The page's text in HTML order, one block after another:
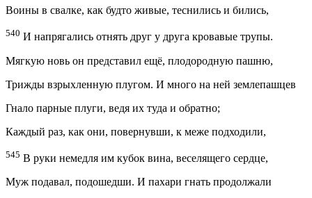
Воины в свалке, как будто живые, теснились и бились,
540 И напрягались отнять друг у друга кровавые трупы.
Мягкую новь он представил ещё, плодородную пашню,
Трижды взрыхленную плугом. И много на ней землепашцев
Гнало парные плуги, ведя их туда и обратно;
Каждый раз, как они, повернувши, к меже подходили,
545 В руки немедля им кубок вина, веселящего сердце,
Муж подавал, подошедши. И пахари гнать продолжали